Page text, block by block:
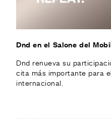
Dnd en el Salone del
Dnd renueva su
cita más importante para
internacional.